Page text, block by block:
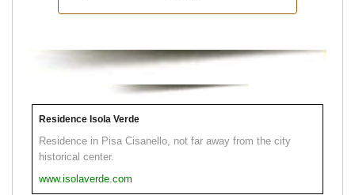
Residence Isola Verde
Residence in Pisa Cisanello, not far away from the city
historical center.
www.isolaverde.com